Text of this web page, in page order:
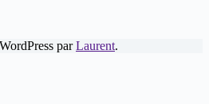
parLaurent.